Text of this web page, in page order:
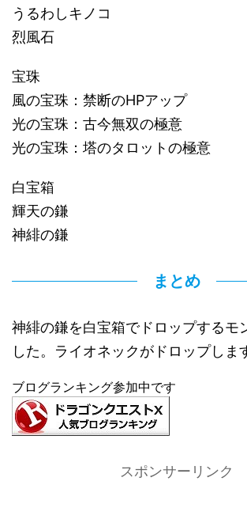
うるわしキノコ
烈風石
宝珠
風の宝珠：禁断のHPアップ
光の宝珠：古今無双の極意
光の宝珠：塔のタロットの極意
白宝箱
輝天の鎌
神緋の鎌
まとめ
神緋の鎌を白宝箱でドロップするモ
した。ライオネックがドロップしま
ブログランキング参加中です
スポンサーリンク